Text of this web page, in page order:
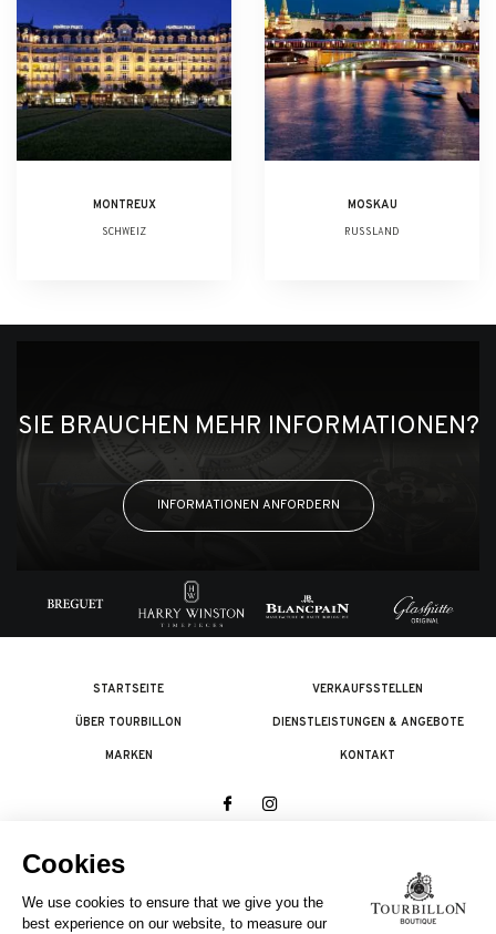
MONTREUX
SCHWEIZ
MOSKAU
RUSSLAND
SIE BRAUCHEN MEHR INFORMATIONEN?
INFORMATIONEN ANFORDERN
STARTSEITE
ÜBER TOURBILLON
MARKEN
VERKAUFSSTELLEN
DIENSTLEISTUNGEN & ANGEBOTE
KONTAKT